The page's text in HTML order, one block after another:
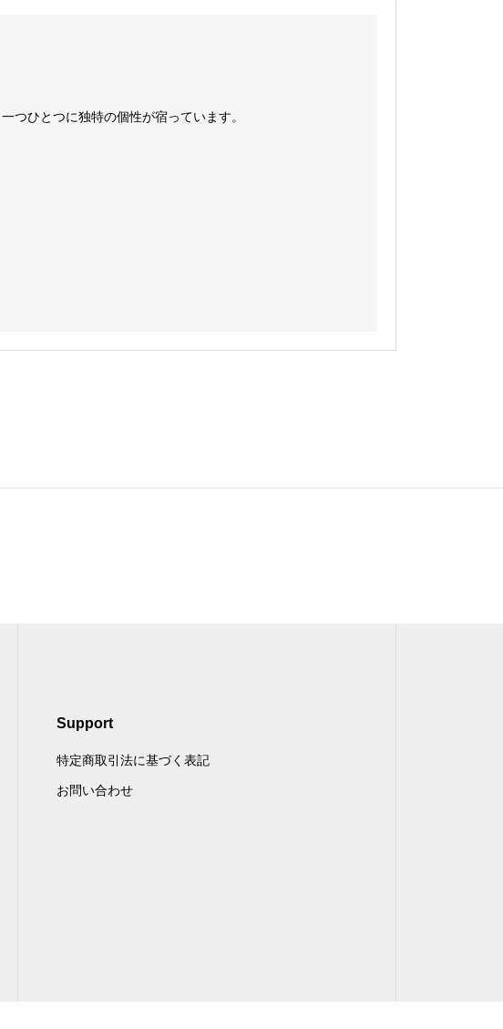
ひとつに独特の個性が宿っています。
Support
特定商取引法に基づく表記
お問い合わせ